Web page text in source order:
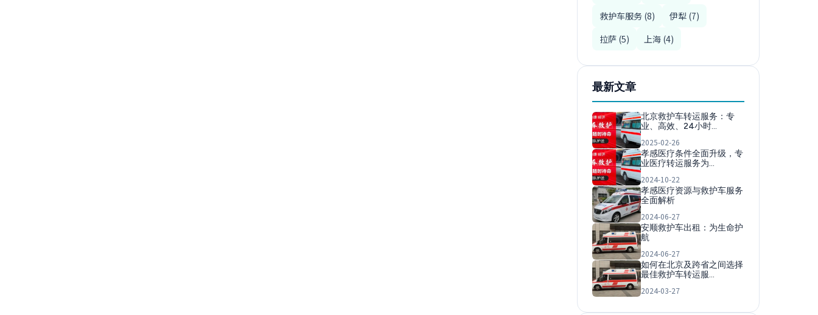
救护车服务 (8)
伊犁 (7)
拉萨 (5)
上海 (4)
最新文章
北京救护车转运服务：专
业、高效、24小时…
2025-02-26
孝感医疗条件全面升级，专
业医疗转运服务为…
2024-10-22
孝感医疗资源与救护车服务
全面解析
2024-06-27
安顺救护车出租：为生命护
航
2024-06-27
如何在北京及跨省之间选择
最佳救护车转运服…
2024-03-27